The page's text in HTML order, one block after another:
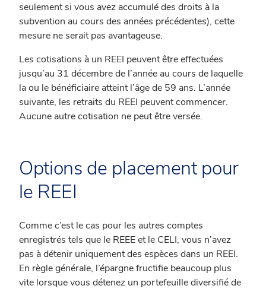
seulement si vous avez accumulé des droits à la
subvention au cours des années précédentes), cette
mesure ne serait pas avantageuse.
Les cotisations à un REEI peuvent être effectuées
jusqu’au 31 décembre de l’année au cours de laquelle
la ou le bénéficiaire atteint l’âge de 59 ans. L’année
suivante, les retraits du REEI peuvent commencer.
Aucune autre cotisation ne peut être versée.
Options de placement pour
le REEI
Comme c’est le cas pour les autres comptes
enregistrés tels que le REEE et le CELI, vous n’avez
pas à détenir uniquement des espèces dans un REEI.
En règle générale, l’épargne fructifie beaucoup plus
vite lorsque vous détenez un portefeuille diversifié de